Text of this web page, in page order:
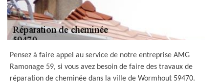
Pensez à faire appel au service de notre entreprise AMG
Ramonage 59, si vous avez besoin de faire des travaux de
réparation de cheminée dans la ville de Wormhout 59470.